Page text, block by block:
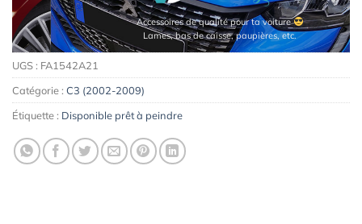
Accessoires de qualité pour ta voiture
Lames, bas de caisse, paupières, etc.
UGS : FA1542A21
Catégorie : C3 (2002-2009)
Étiquette : Disponible prêt à peindre